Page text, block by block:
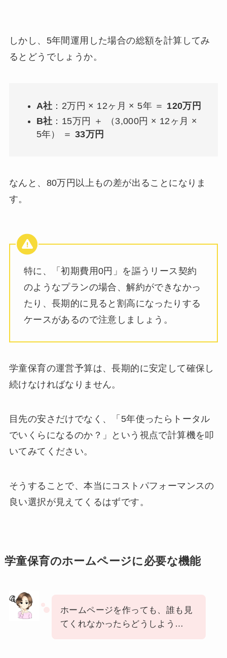
しかし、5年間運用した場合の総額を計算してみ
るとどうでしょうか。
A社 ：2万円 × 12ヶ月 × 5年 ＝ 120万円
B社 ：15万円 ＋ （3,000円 × 12ヶ月 ×
5年） ＝33万円
なんと、80万円以上もの差が出ることになりま
す。
特に、「初期費用0円」を謳うリース契約
のようなプランの場合、解約ができなかっ
たり、長期的に見ると割高になったりする
ケースがあるので注意しましょう。
学童保育の運営予算は、長期的に安定して確保し
続けなければなりません。
目先の安さだけでなく、「5年使ったらトータル
でいくらになるのか？」という視点で計算機を叩
いてみてください。
そうすることで、本当にコストパフォーマンスの
良い選択が見えてくるはずです。
学童保育のホームページに必要な機能
ホームページを作っても、誰も見
てくれなかったらどうしよう…